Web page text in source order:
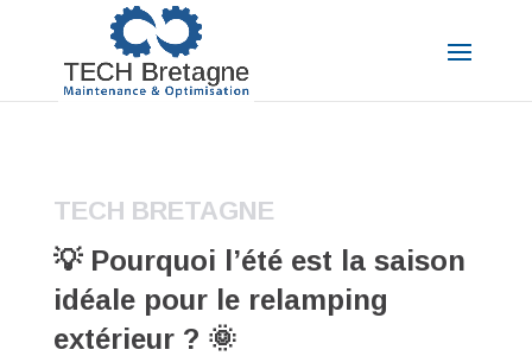
TECH BRETAGNE
💡 Pourquoi l’été est la saison
idéale pour le relamping
extérieur ? 🌞